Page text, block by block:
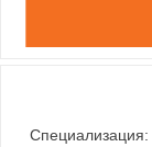
Специализация: